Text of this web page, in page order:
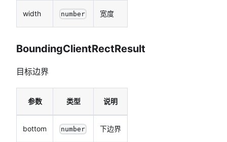
width number 宽度
BoundingClientRectResult
目标边界
参数 类型 说明
bottom number 下边界